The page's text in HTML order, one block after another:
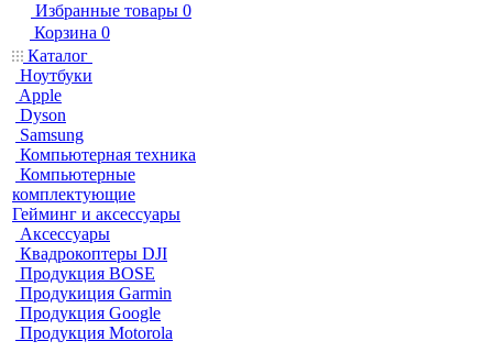
Избранные товары 0
Корзина 0
Каталог
Ноутбуки
Apple
Dyson
Samsung
Компьютерная техника
Компьютерные
комплектующие
Гейминг и аксессуары
Аксессуары
Квадрокоптеры DJI
Продукция BOSE
Продукиция Garmin
Продукция Google
Продукция Motorola